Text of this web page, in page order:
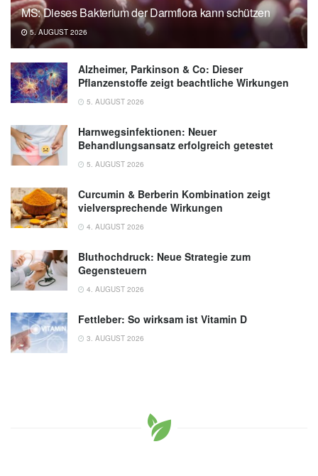
MS: Dieses Bakterium der Darmflora kann schützen
5. AUGUST 2026
Alzheimer, Parkinson & Co: Dieser
Pflanzenstoffe zeigt beachtliche Wirkungen
5. AUGUST 2026
Harnwegsinfektionen: Neuer
Behandlungsansatz erfolgreich getestet
5. AUGUST 2026
Curcumin & Berberin Kombination zeigt
vielversprechende Wirkungen
4. AUGUST 2026
Bluthochdruck: Neue Strategie zum
Gegensteuern
4. AUGUST 2026
Fettleber: So wirksam ist Vitamin D
3. AUGUST 2026